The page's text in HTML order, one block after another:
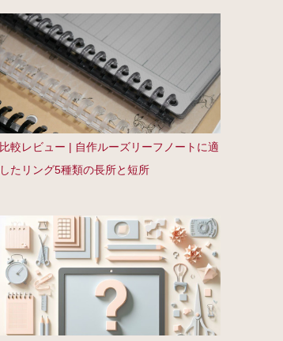
比較レビュー | 自作ルーズリーフノートに適
したリング5種類の長所と短所